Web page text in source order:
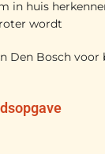
in huis
wordt
Den Bosch voor